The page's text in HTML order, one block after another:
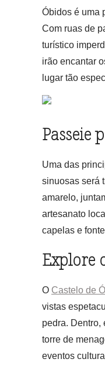
Óbidos é uma
Com ruas de
turístico
irão encantar
lugar tão
Passeie
Uma das
sinuosas será
amarelo,
artesanato
capelas e
Explore
O Castelo de
vistas
pedra. Dentro,
torre de
eventos